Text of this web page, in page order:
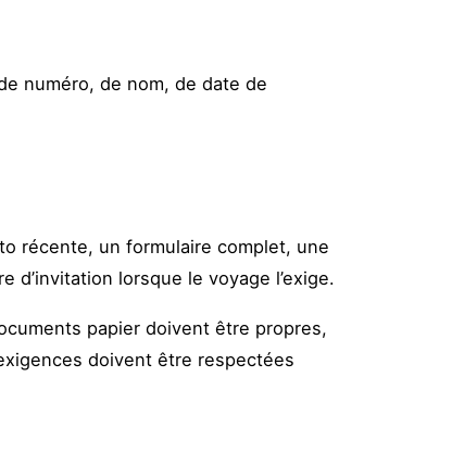
numéro, de nom, de date de
récente, un formulaire complet, une
lorsque le voyage l’exige.
papier doivent être propres,
doivent être respectées